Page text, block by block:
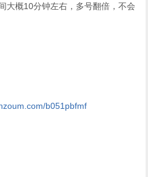
大概10分钟左右，多号翻倍，不会
b051pbfmf